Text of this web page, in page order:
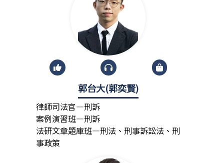
郭台大(郭奕賢)
律師司法官—刑訴
案例演習班—刑訴
法研文章題庫班—刑法、刑事訴訟法、刑
事政策